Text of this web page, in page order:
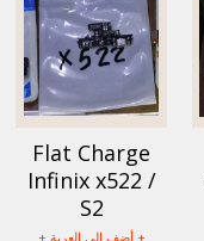
Flat Charge
Infinix x522 /
S2
+ أضف إلي العربة +